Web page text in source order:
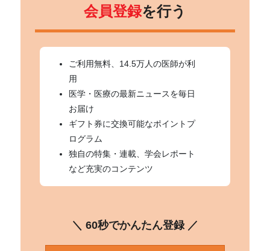
会員登録を行う
ご利用無料、14.5万人の医師が利
用
医学・医療の最新ニュースを毎日
お届け
ギフト券に交換可能なポイントプ
ログラム
独自の特集・連載、学会レポート
など充実のコンテンツ
＼ 60秒でかんたん登録 ／